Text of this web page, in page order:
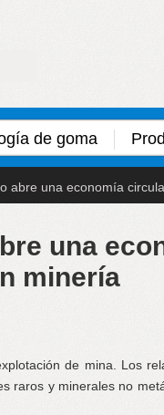
de goma
abre una economía
una
minería
de mina. Los
raros y minerales no